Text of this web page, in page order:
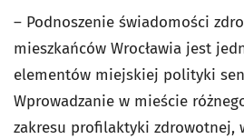
– Podnoszenie świadomości
mieszkańców Wrocławia jest
elementów miejskiej polityki
Wprowadzanie w mieście
zakresu profilaktyki zdrowotnej,